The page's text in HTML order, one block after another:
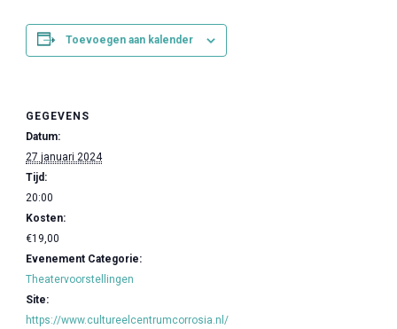
Toevoegen aan kalender
GEGEVENS
Datum:
27 januari 2024
Tijd:
20:00
Kosten:
€19,00
Evenement Categorie:
Theatervoorstellingen
Site:
https://www.cultureelcentrumcorrosia.nl/